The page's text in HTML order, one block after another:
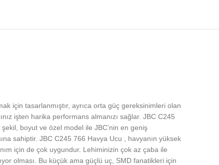
için tasarlanmıştır, ayrıca orta güç gereksinimleri olan
işten harika performans almanızı sağlar. JBC C245
boyut ve özel model ile JBC’nin en geniş
sahiptir. JBC C245 766 Havya Ucu , havyanın yüksek
için de çok uygundur. Lehiminizin çok az çaba ile
olması. Bu küçük ama güçlü uç, SMD fanatikleri için